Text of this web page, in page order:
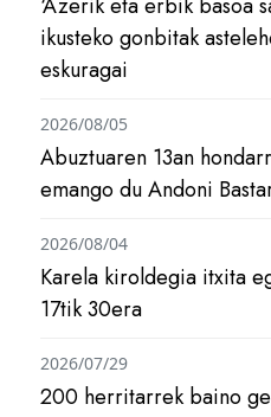
ikusteko gonbitak
eskuragai
Abuztuaren 13an
emango du Andoni
2026/08/05
Karela kiroldegia itxita
17tik 30era
2026/08/04
200 herritarrek baino
2026/07/29